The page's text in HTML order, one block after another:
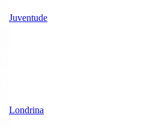
Juventude
Londrina